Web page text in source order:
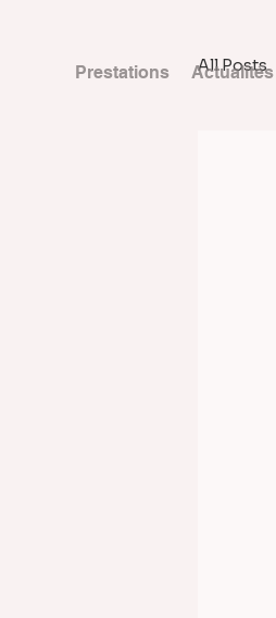
Prestations Actualités
All Posts